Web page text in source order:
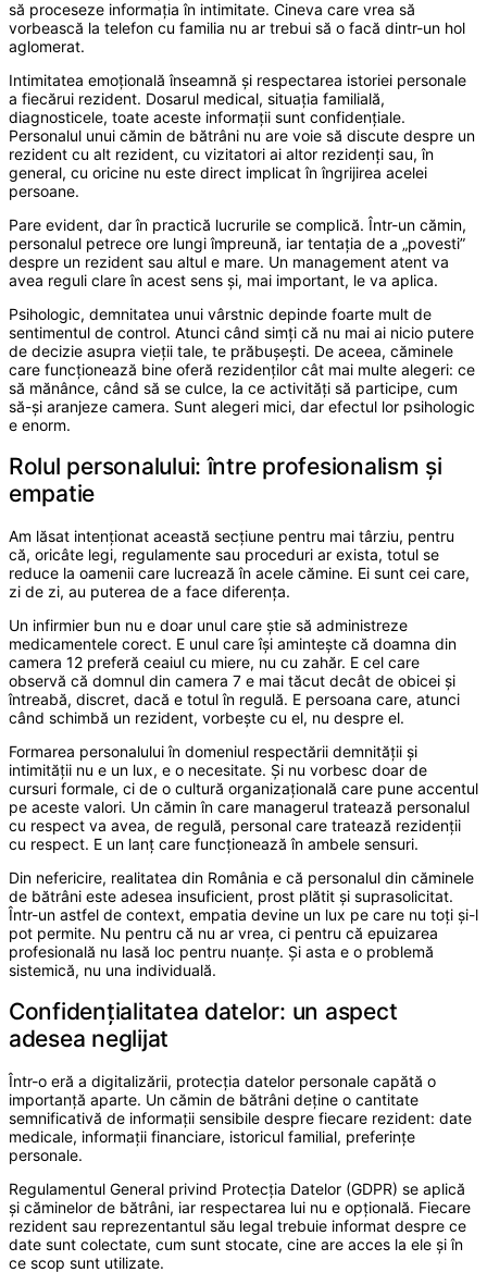
să proceseze informația în intimitate. Cineva care vrea să
vorbească la telefon cu familia nu ar trebui să o facă dintr-un hol
aglomerat.
Intimitatea emoțională înseamnă și respectarea istoriei personale
a fiecărui rezident. Dosarul medical, situația familială,
diagnosticele, toate aceste informații sunt confidențiale.
Personalul unui cămin de bătrâni nu are voie să discute despre un
rezident cu alt rezident, cu vizitatori ai altor rezidenți sau, în
general, cu oricine nu este direct implicat în îngrijirea acelei
persoane.
Pare evident, dar în practică lucrurile se complică. Într-un cămin,
personalul petrece ore lungi împreună, iar tentația de a „povesti”
despre un rezident sau altul e mare. Un management atent va
avea reguli clare în acest sens și, mai important, le va aplica.
Psihologic, demnitatea unui vârstnic depinde foarte mult de
sentimentul de control. Atunci când simți că nu mai ai nicio putere
de decizie asupra vieții tale, te prăbușești. De aceea, căminele
care funcționează bine oferă rezidenților cât mai multe alegeri: ce
să mănânce, când să se culce, la ce activități să participe, cum
să-și aranjeze camera. Sunt alegeri mici, dar efectul lor psihologic
e enorm.
Rolul personalului: între profesionalism și
empatie
Am lăsat intenționat această secțiune pentru mai târziu, pentru
că, oricâte legi, regulamente sau proceduri ar exista, totul se
reduce la oamenii care lucrează în acele cămine. Ei sunt cei care,
zi de zi, au puterea de a face diferența.
Un infirmier bun nu e doar unul care știe să administreze
medicamentele corect. E unul care își amintește că doamna din
camera 12 preferă ceaiul cu miere, nu cu zahăr. E cel care
observă că domnul din camera 7 e mai tăcut decât de obicei și
întreabă, discret, dacă e totul în regulă. E persoana care, atunci
când schimbă un rezident, vorbește cu el, nu despre el.
Formarea personalului în domeniul respectării demnității și
intimității nu e un lux, e o necesitate. Și nu vorbesc doar de
cursuri formale, ci de o cultură organizațională care pune accentul
pe aceste valori. Un cămin în care managerul tratează personalul
cu respect va avea, de regulă, personal care tratează rezidenții
cu respect. E un lanț care funcționează în ambele sensuri.
Din nefericire, realitatea din România e că personalul din căminele
de bătrâni este adesea insuficient, prost plătit și suprasolicitat.
Într-un astfel de context, empatia devine un lux pe care nu toți și-l
pot permite. Nu pentru că nu ar vrea, ci pentru că epuizarea
profesională nu lasă loc pentru nuanțe. Și asta e o problemă
sistemică, nu una individuală.
Confidențialitatea datelor: un aspect
adesea neglijat
Într-o eră a digitalizării, protecția datelor personale capătă o
importanță aparte. Un cămin de bătrâni deține o cantitate
semnificativă de informații sensibile despre fiecare rezident: date
medicale, informații financiare, istoricul familial, preferințe
personale.
Regulamentul General privind Protecția Datelor (GDPR) se aplică
și căminelor de bătrâni, iar respectarea lui nu e opțională. Fiecare
rezident sau reprezentantul său legal trebuie informat despre ce
date sunt colectate, cum sunt stocate, cine are acces la ele și în
ce scop sunt utilizate.